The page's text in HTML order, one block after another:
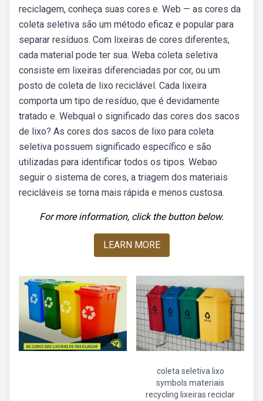
reciclagem, conheça suas cores e. Web — as cores da
coleta seletiva são um método eficaz e popular para
separar resíduos. Com lixeiras de cores diferentes,
cada material pode ter sua. Weba coleta seletiva
consiste em lixeiras diferenciadas por cor, ou um
posto de coleta de lixo reciclável. Cada lixeira
comporta um tipo de resíduo, que é devidamente
tratado e. Webqual o significado das cores dos sacos
de lixo? As cores dos sacos de lixo para coleta
seletiva possuem significado específico e são
utilizadas para identificar todos os tipos. Webao
seguir o sistema de cores, a triagem dos materiais
recicláveis se torna mais rápida e menos custosa.
For more information, click the button below.
LEARN MORE
coleta seletiva lixo
symbols materiais
recycling lixeiras reciclar